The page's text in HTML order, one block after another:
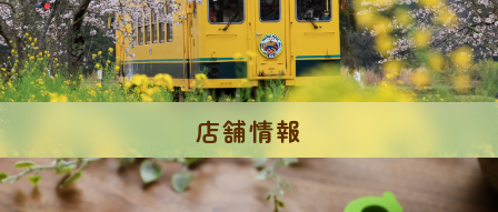
店舗情報